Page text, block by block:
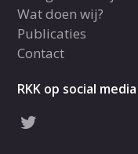
Wat doen wij?
Publicaties
Contact
RKK op social media